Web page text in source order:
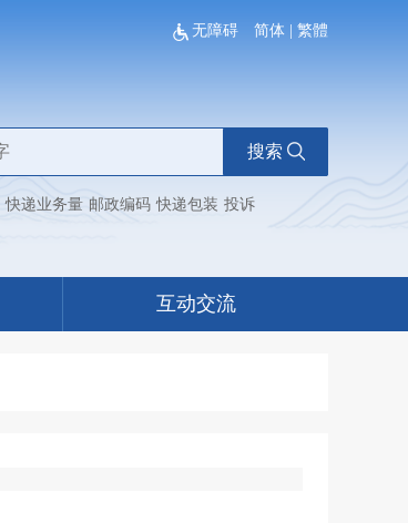
无障碍 简体 繁體
搜索
快递业务量 邮政编码 快递包装 投诉
互动交流